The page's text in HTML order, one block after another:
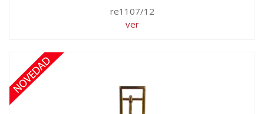
re1107/12
ver